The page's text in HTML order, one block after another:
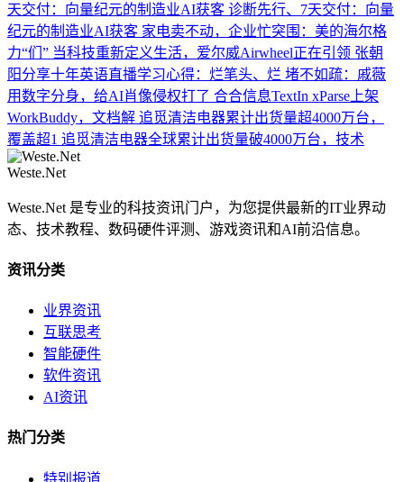
天交付：向量纪元的制造业AI获客 诊断先行、7天交付：向量
纪元的制造业AI获客 家电卖不动，企业忙突围：美的海尔格
力“们” 当科技重新定义生活，爱尔威Airwheel正在引领 张朝
阳分享十年英语直播学习心得：烂笔头、烂 堵不如疏：戚薇
用数字分身，给AI肖像侵权打了 合合信息TextIn xParse上架
WorkBuddy，文档解 追觅清洁电器累计出货量超4000万台，
覆盖超1 追觅清洁电器全球累计出货量破4000万台，技术
Weste.Net
Weste.Net 是专业的科技资讯门户，为您提供最新的IT业界动
态、技术教程、数码硬件评测、游戏资讯和AI前沿信息。
资讯分类
业界资讯
互联思考
智能硬件
软件资讯
AI资讯
热门分类
特别报道